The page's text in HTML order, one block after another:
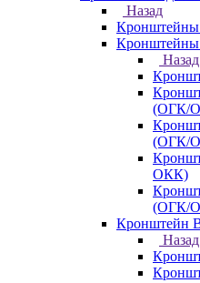
Назад
Кронштейны
Назад
(ОГК/
(ОГК/
ОКК)
(ОГК/
Кронштейн
Назад